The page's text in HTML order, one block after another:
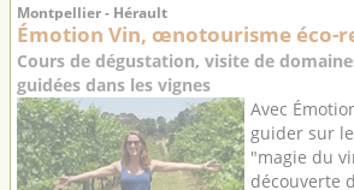
Montpellier - Hérault
Émotion Vin, œnotourisme éco-
Cours de dégustation, visite de
guidées dans les vignes
Avec
guider sur
"magie du
découverte